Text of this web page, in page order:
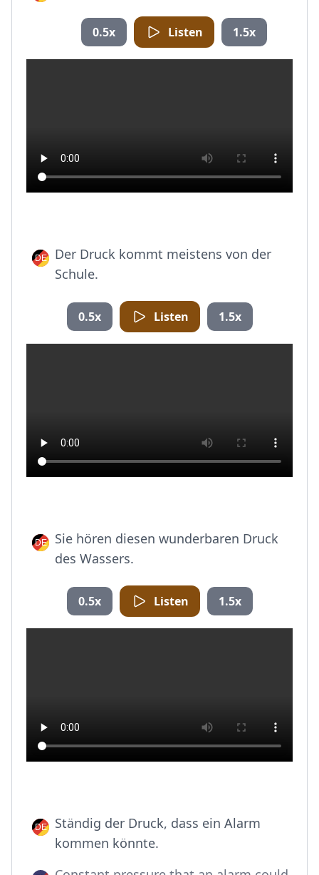
0.5x Listen 1.5x
Der Druck kommt meistens von der
Schule.
0.5x Listen 1.5x
Sie hören diesen wunderbaren Druck
des Wassers.
0.5x Listen 1.5x
Ständig der Druck, dass ein Alarm
kommen könnte.